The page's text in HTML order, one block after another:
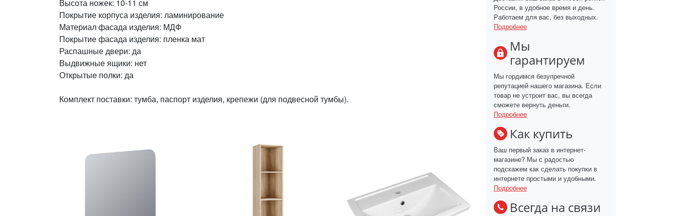
Высота ножек: 10-11 см
Покрытие корпуса изделия: ламинирование
Материал фасада изделия: МДФ
Покрытие фасада изделия: пленка мат
Распашные двери: да
Выдвижные ящики: нет
Открытые полки: да
Комплект поставки: тумба, паспорт изделия, крепежи (для подвесной тумбы).
России, в удобное время и день.
Работаем для вас, без выходных.
Подробнее
Мы
гарантируем
Мы гордимся безупречной
репутацией нашего магазина. Если
товар не устроит вас, вы всегда
сможете вернуть деньги.
Подробнее
Как купить
Ваш первый заказ в интернет-
магазине? Мы с радостью
подскажем как сделать покупки в
интернете простыми и удобными.
Подробнее
Всегда на связи